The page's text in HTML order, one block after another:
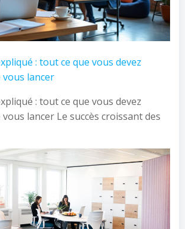
: tout ce que vous devez
lancer
: tout ce que vous devez
lancer Le succès croissant des